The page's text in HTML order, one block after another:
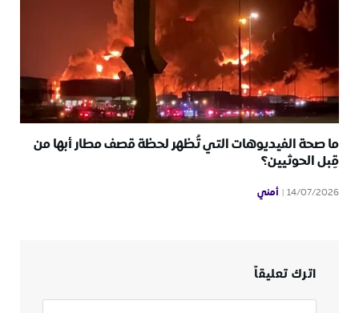
ما صحة الفيديوهات التي تُظهر لحظة قصف مطار أبها من
قِبل الحوثيين؟
14/07/2026 أمني
اترك تعليقاً